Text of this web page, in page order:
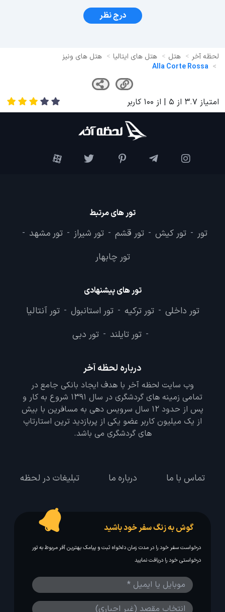
درج نظر
لحظه آخر هتل هتل های ایتالیا
هتل های ونیز
Alla Corte Rossa
امتیاز 3.7 از 5 | از 100 کاربر
تور های مرتبط
تور - تور کیش - تور قشم - تور شیراز - تور مشهد -
تور چابهار
تور های پیشنهادی
تور داخلی - تور ترکیه - تور استانبول - تور آنتالیا
- تور تایلند - تور دبی
درباره لحظه آخر
وب سایت لحظه آخر با هدف ایجاد بانکی جامع در
تمامی زمینه های گردشگری در سال 1391 شروع به کار و
پس از حدود 12 سال سرویس دهی به مسافرین با بیش
از یک میلیون کاربر عضو یکی از پربازدید ترین استارتاپ
های گردشگری می باشد.
تماس با ما درباره ما تبلیغات در لحظه
گوش به زنگ سفر خود باشید
درخواست سفر خود را در مدت زمان دلخواه ثبت و پیامک بهترین آفر مربوط به تور
درخواستی خود را دریافت نمایید